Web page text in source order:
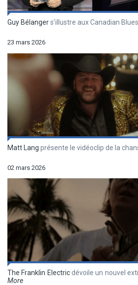
Guy Bélangers’illustre aux Canadian
23 mars 2026
Matt Lang présente le vidéoclip de la
02 mars 2026
The Franklin Electricdévoile un nouvel
More